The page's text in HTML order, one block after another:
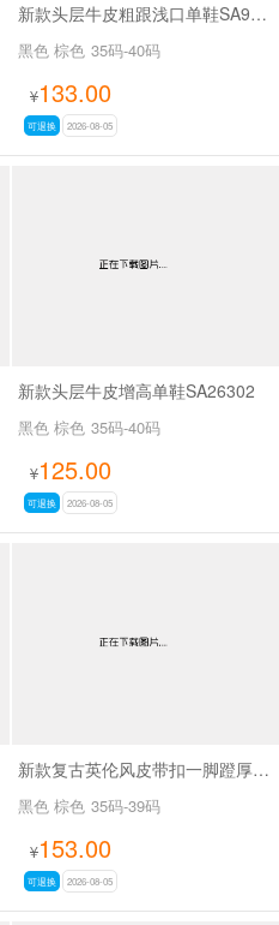
新款头层牛皮粗跟浅口单鞋SA9629-5
黑色 棕色 35码-40码
¥133.00
可退换 2026-08-05
新款头层牛皮增高单鞋SA26302
黑色 棕色 35码-40码
¥125.00
可退换 2026-08-05
新款复古英伦风皮带扣一脚蹬厚底时尚百搭乐福鞋SA5271
黑色 棕色 35码-39码
¥153.00
可退换 2026-08-05